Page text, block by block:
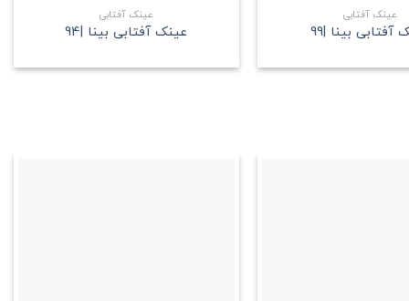
عینک آفتابی
آفتابی بینا |99
عینک آفتابی
عینک آفتابی بینا |94